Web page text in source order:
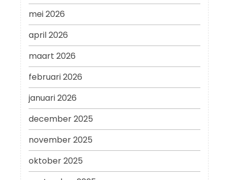
mei 2026
april 2026
maart 2026
februari 2026
januari 2026
december 2025
november 2025
oktober 2025